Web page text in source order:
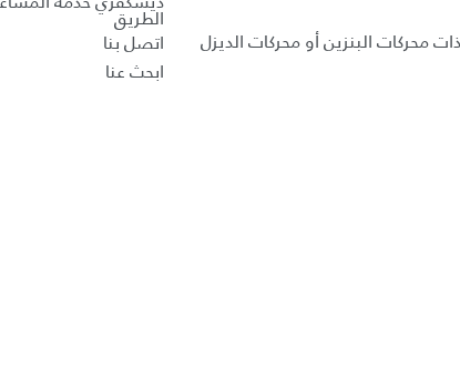
محركات البنزين أو محركات الديزل
الطريق
اتصل بنا
ابحث عنا